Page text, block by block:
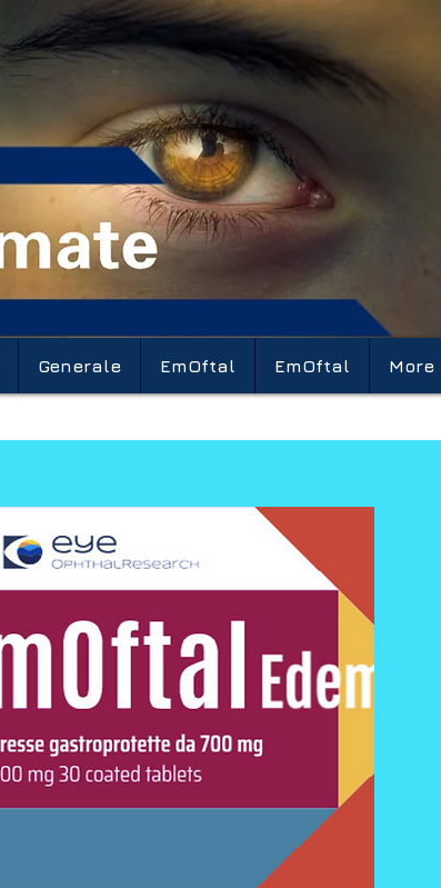
Generale EmOftal EmOftal More